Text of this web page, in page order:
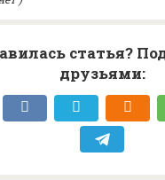
статья?
друзьями: